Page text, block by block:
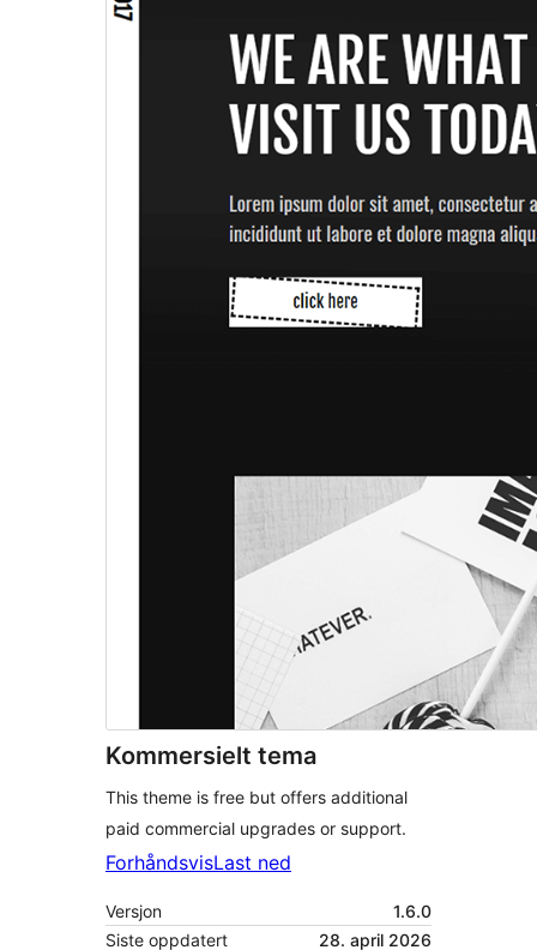
Kommersielt tema
This theme is free but offers additional
paid commercial upgrades or support.
ForhåndsvisLast ned
Versjon
1.6.0
Siste oppdatert
28. april 2026